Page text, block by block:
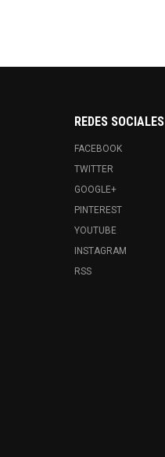
REDES SOCIALES
FACEBOOK
TWITTER
GOOGLE+
PINTEREST
YOUTUBE
INSTAGRAM
RSS